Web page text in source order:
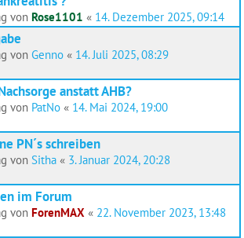
von Rose1101 « 14. Dezember 2025, 09:14
von Genno « 14. Juli 2025, 08:29
anstatt AHB?
von PatNo « 14. Mai 2024, 19:00
PN´s schreiben
von Sitha « 3. Januar 2024, 20:28
im Forum
von ForenMAX « 22. November 2023, 13:48